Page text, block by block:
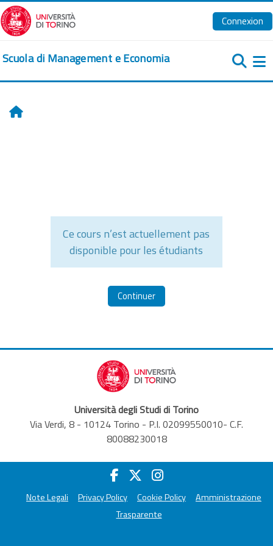
Passer au contenu principal
Connexion
Scuola di Management e Economia
Accueil
Ce cours n’est actuellement pas
disponible pour les étudiants
Continuer
Università degli Studi di Torino
Via Verdi, 8 - 10124 Torino - P.I. 02099550010- C.F.
80088230018
Note Legali Privacy Policy Cookie Policy
Amministrazione
Trasparente